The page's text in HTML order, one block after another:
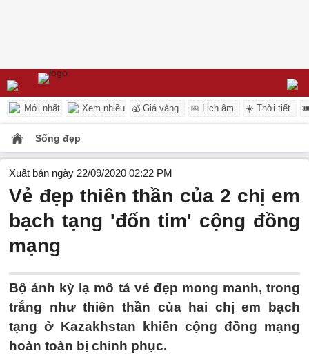
Mới nhất Xem nhiều 💰 Giá vàng 📅 Lịch âm ☀️ Thời tiết
Sống đẹp
Xuất bản ngày 22/09/2020 02:22 PM
Vẻ đẹp thiên thần của 2 chị em
bạch tạng 'đốn tim' cộng đồng
mạng
Bộ ảnh kỳ lạ mô tả vẻ đẹp mong manh, trong
trắng như thiên thần của hai chị em bạch
tạng ở Kazakhstan khiến cộng đồng mạng
hoàn toàn bị chinh phục.